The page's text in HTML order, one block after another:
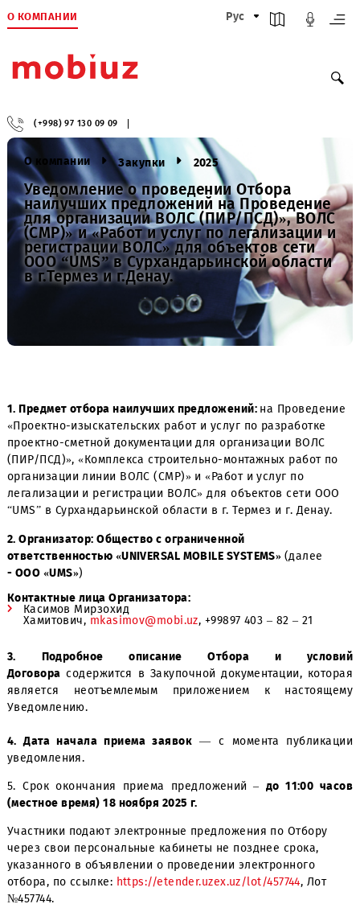
О КОМПАНИИ Рус
(+998) 97 130 09 09
О компании Закупки 2025
Уведомление о проведении Отбора
наилучших предложений на
для организации ВОЛС (ПИР/ПСД)»,
(СМР)» и «Работ и услуг по
регистрации ВОЛС» для объектов сети
OOO “UMS” в Сурхандарьинской
в г.Термез и г.Денау.
1. Предмет отбора наилучших предложений: на
«Проектно-изыскательских работ и услуг по
проектно-сметной документации для организации
(ПИР/ПСД)», «Комплекса строительно-монтажных работ
организации линии ВОЛС (СМР)» и «Работ и услуг по
легализации и регистрации ВОЛС» для объектов сети
“UMS” в Сурхандарьинской области в г. Термез и г.
2. Организатор: Общество с ограниченной
ответственностью «UNIVERSAL MOBILE SYSTEMS»
Контактные лица Организатора:
Касимов Мирзохид
Хамитович,mkasimov@mobi.uz, +99897 403 – 82 – 21
Договорасодержится в Закупочной документации,
является неотъемлемым приложением к
Уведомлению.
4. Дата начала приема заявок — с момента
уведомления.
5. Срок окончания приема предложений – до 11:00
(местное время) 18 ноября 2025 г.